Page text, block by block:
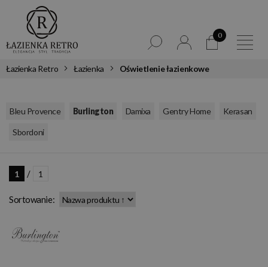
0
Łazienka Retro Łazienka Oświetlenie łazienkowe
Bleu Provence Burlington Damixa Gentry Home Kerasan
Sbordoni
1 / 1
Sortowanie: